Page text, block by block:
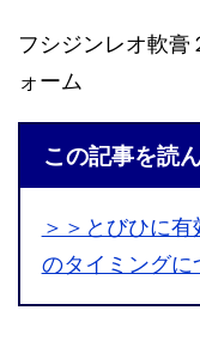
フシジンレオ軟
ォーム
この記事を読
＞＞とびひに有
のタイミングに